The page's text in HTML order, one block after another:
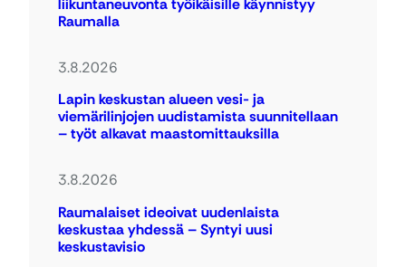
Raumalla
3.8.2026
Lapin keskustan alueen vesi- ja
viemärilinjojen uudistamista suunnitellaan
– työt alkavat maastomittauksilla
3.8.2026
Raumalaiset ideoivat uudenlaista
keskustaa yhdessä – Syntyi uusi
keskustavisio